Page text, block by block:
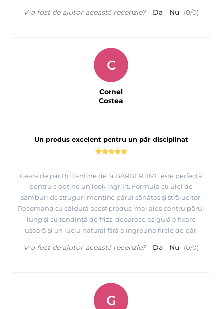
V-a fost de ajutor această recenzie? Da Nu (0/0)
Un produs excelent pentru un păr disciplinat
Ceara de păr Brillantine de la BARBERTIME este perfectă
pentru a obține un look îngrijit. Formula cu ulei de
sâmburi de struguri menține părul sănătos și strălucitor.
Recomand cu căldură acest produs, mai ales pentru părul
lung și cu tendință de frizz, deoarece asigură o fixare
ușoară și un luciu natural fără a îngreuna firele de păr.
C
Cornel
Costea
V-a fost de ajutor această recenzie? Da Nu (0/0)
G